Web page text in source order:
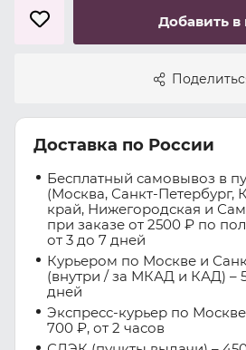
Добавить в
Доставка по России
Бесплатный самовывоз в
(Москва, Санкт-Петербург,
край, Нижегородская и
при заказе от 2500 ₽ по
от 3 до 7 дней
Курьером по Москве и
(внутри / за МКАД и КАД) –
дней
Экспресс-курьер по
700 ₽, от 2 часов